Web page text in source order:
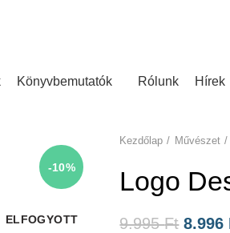
Könyvbemutatók Rólunk Hírek
-10%
ELFOGYOTT
Kezdőlap
Művészet
Logo
9.995Ft 8.996